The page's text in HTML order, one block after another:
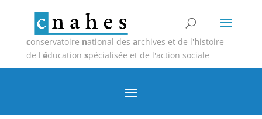
conservatoire national des archives et de l'histoire
de l'éducation spécialisée et de l'action sociale